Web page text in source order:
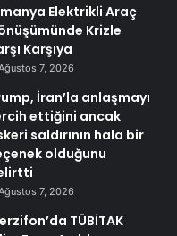
Elektrikli Araç
Krizle
Karşıya
7, 2026
İran’la anlaşmayı
ettiğini ancak
saldırının hala bir
olduğunu
7, 2026
TÜBİTAK